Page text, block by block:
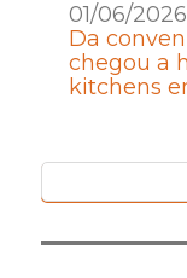
01/06/
Da
chegou a
kitchens